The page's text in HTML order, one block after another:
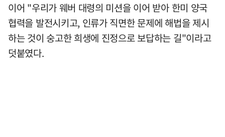
이어 "우리가 웨버 대령의 미션을 이어 받아 한미 양국
협력을 발전시키고, 인류가 직면한 문제에 해법을 제시
하는 것이 숭고한 희생에 진정으로 보답하는 길"이라고
덧붙였다.